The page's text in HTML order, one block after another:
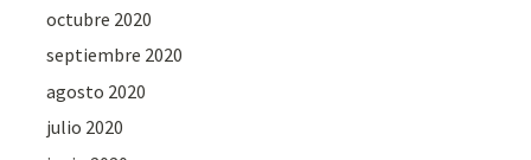
octubre 2020
septiembre 2020
agosto 2020
julio 2020